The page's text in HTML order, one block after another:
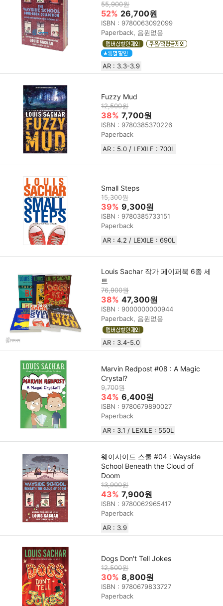
55,900원
52% 26,700원
ISBN : 9780063092099
Paperback, 음원없음
AR : 3.3-3.9
Fuzzy Mud
12,500원
38% 7,700원
ISBN : 9780385370226
Paperback
AR : 5.0 / LEXILE : 700L
Small Steps
15,300원
39% 9,300원
ISBN : 9780385733151
Paperback
AR : 4.2 / LEXILE : 690L
Louis Sachar 작가 페이퍼북 6종 세
트
76,900원
38% 47,300원
ISBN : 9000000000944
Paperback, 음원없음
AR : 3.4-5.0
Marvin Redpost #08 : A Magic
Crystal?
9,700원
34% 6,400원
ISBN : 9780679890027
Paperback
AR : 3.1 / LEXILE : 550L
웨이사이드 스쿨 #04 : Wayside
School Beneath the Cloud of
Doom
13,900원
43% 7,900원
ISBN : 9780062965417
Paperback
AR : 3.9
Dogs Don't Tell Jokes
12,500원
30% 8,800원
ISBN : 9780679833727
Paperback